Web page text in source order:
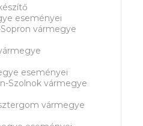
eseményei
vármegye
eseményei
Szolnok vármegye
vármegye